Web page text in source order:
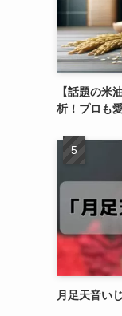
【話題の米
析！プロも
月足天音い